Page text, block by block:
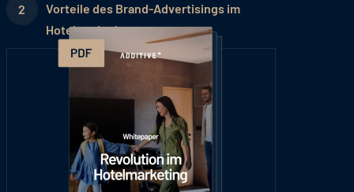
Vorteile des Brand-Advertisings im
Hotelmarketing